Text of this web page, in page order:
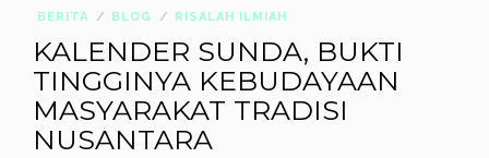
BERITA BLOG RISALAH ILMIAH
KALENDER SUNDA, BUKTI
TINGGINYA KEBUDAYAAN
MASYARAKAT TRADISI
NUSANTARA